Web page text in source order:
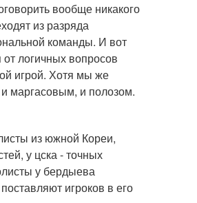
вообще никакого
из разряда
команды. И вот
логичных вопросов
игрой. Хотя мы же
маргасовым, и полозом.
из южной Кореи,
у цска - точных
у бердыева
игроков в его